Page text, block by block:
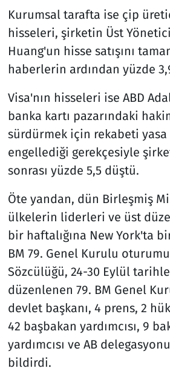
Kurumsal tarafta ise çip
hisseleri, şirketin Üst
Huang'un hisse satışını
haberlerin ardından yüzde
Visa'nın hisseleri ise ABD
banka kartı pazarındaki
sürdürmek için rekabeti yasa
engellediği gerekçesiyle
sonrası yüzde 5,5 düştü.
Öte yandan, dün Birleşmiş
ülkelerin liderleri ve üst
bir haftalığına New York'ta
BM 79. Genel Kurulu
Sözcülüğü, 24-30 Eylül
düzenlenen 79. BM Genel
devlet başkanı, 4 prens, 2
42 başbakan yardımcısı, 9
yardımcısı ve AB
bildirdi.